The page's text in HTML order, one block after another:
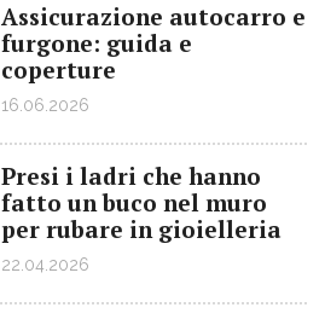
Assicurazione autocarro e
furgone: guida e
coperture
16.06.2026
Presi i ladri che hanno
fatto un buco nel muro
per rubare in gioielleria
22.04.2026